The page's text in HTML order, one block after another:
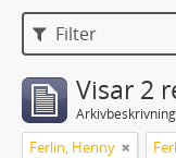
Filter
Visar 2
Arkivbeskrivning
Ferlin, Henny